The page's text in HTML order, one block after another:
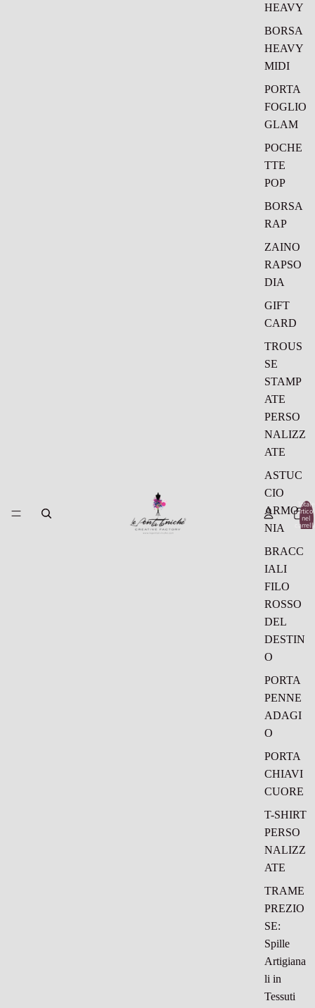
HEAVY
BORSA
HEAVY
MIDI
PORTA
FOGLIO
GLAM
POCHE
TTE
POP
BORSA
RAP
ZAINO
RAPSO
DIA
GIFT
CARD
TROUS
SE
STAMP
ATE
PERSO
NALIZZ
ATE
ASTUC
CIO
ARMO
NIA
BRACC
IALI
FILO
ROSSO
DEL
DESTIN
O
PORTA
PENNE
ADAGI
O
PORTA
CHIAVI
CUORE
T-SHIRT
PERSO
NALIZZ
ATE
TRAME
PREZIO
SE:
Spille
Artigiana
li in
Tessuti
Totale
nel